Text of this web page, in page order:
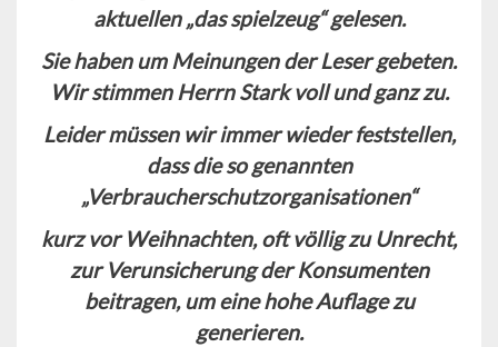
aktuellen „das spielzeug“ gelesen.
Sie haben um Meinungen der Leser gebeten.
Wir stimmen Herrn Stark voll und ganz zu.
Leider müssen wir immer wieder feststellen,
dass die so genannten
„Verbraucherschutzorganisationen“
kurz vor Weihnachten, oft völlig zu Unrecht,
zur Verunsicherung der Konsumenten
beitragen, um eine hohe Auflage zu
generieren.